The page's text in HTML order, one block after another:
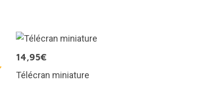
14,95€
Télécran miniature